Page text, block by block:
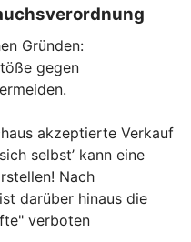
Gründen:
gegen
akzeptierte Verkauf
selbst’ kann eine
Nach
darüber hinaus die
verboten